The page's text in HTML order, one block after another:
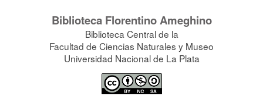
Biblioteca Florentino Ameghino
Biblioteca Central de la
Facultad de Ciencias Naturales y Museo
Universidad Nacional de La Plata